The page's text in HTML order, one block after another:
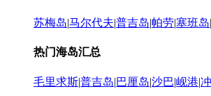
苏梅岛|马尔代夫|普吉岛|帕劳|塞班岛|
热门海岛汇总
毛里求斯|普吉岛|巴厘岛|沙巴|岘港|